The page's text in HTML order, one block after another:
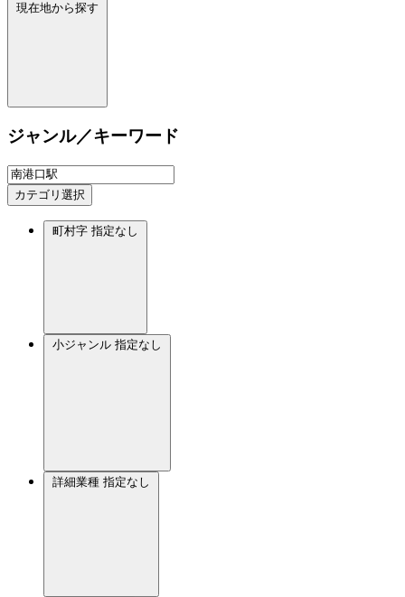
現在地から探す
ジャンル／キーワード
カテゴリ選択
町村字 指定なし
小ジャンル 指定なし
詳細業種 指定なし